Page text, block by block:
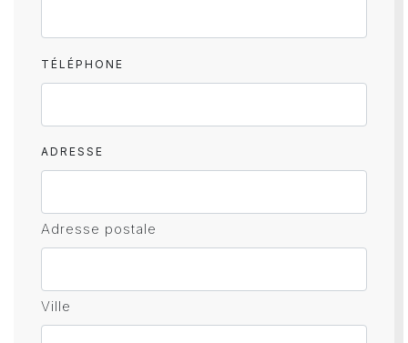
TÉLÉPHONE
ADRESSE
Adresse postale
Ville